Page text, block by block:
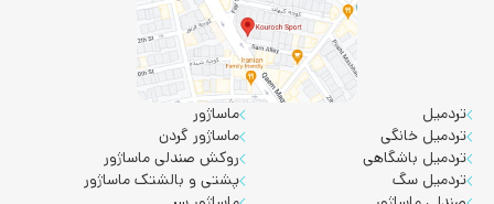
تردمیل
تردمیل خانگی
تردمیل باشگاهی
تردمیل سگ
ماساژور
ماساژور گردن
روکش صندلی ماساژور
پشتی و بالشتک ماساژور